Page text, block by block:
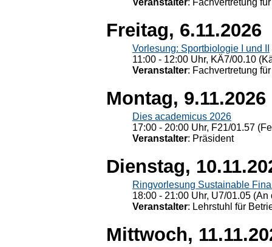
Veranstalter: Fachvertretung
Freitag, 6.11.2026
Vorlesung: Sportbiologie I und II
11:00 - 12:00 Uhr, KÄ7/00.10
Veranstalter: Fachvertretung
Montag, 9.11.2026
Dies academicus 2026
17:00 - 20:00 Uhr, F21/01.57
Veranstalter: Präsident
Dienstag,
Ringvorlesung Sustainable
18:00 - 21:00 Uhr, U7/01.05
Veranstalter: Lehrstuhl für
Mittwoch,